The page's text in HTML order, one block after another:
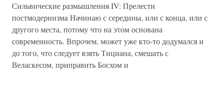
Сильвические размышления IV: Прелести
постмодернизма Начинаю с середины, или с конца, или с
другого места, потому что на этом основана
современность. Впрочем, может уже кто-то додумался и
до того, что следует взять Тициана, смешать с
Веласкесом, приправить Босхом и